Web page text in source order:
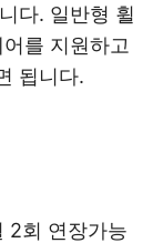
다. 일반형 휠
를 지원하고
됩니다.
2회 연장가능